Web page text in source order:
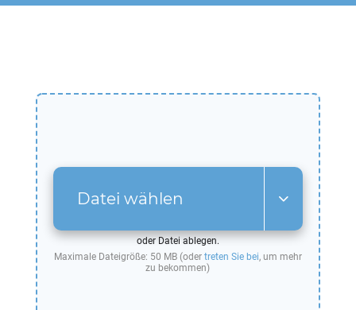
Datei wählen
oder Datei ablegen.
Maximale Dateigröße: 50 MB (oder treten Sie bei, um mehr
zu bekommen)